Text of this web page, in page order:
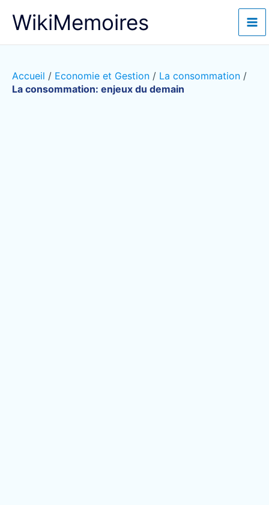
WikiMemoires
Accueil / Economie et Gestion / La consommation /
La consommation: enjeux du demain